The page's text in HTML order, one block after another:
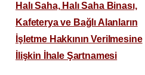
Halı Saha, Halı Saha Binası,
Kafeterya ve Bağlı Alanların
İşletme Hakkının Verilmesine
İlişkin İhale Şartnamesi